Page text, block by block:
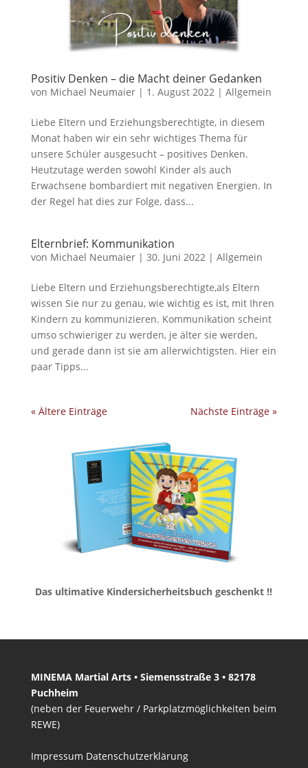
Positiv Denken – die Macht deiner Gedanken
von Michael Neumaier| 1. August 2022| Allgemein
Liebe Eltern und Erziehungsberechtigte, in diesem
Monat haben wir ein sehr wichtiges Thema für
unsere Schüler ausgesucht – positives Denken.
Heutzutage werden sowohl Kinder als auch
Erwachsene bombardiert mit negativen Energien. In
der Regel hat dies zur Folge, dass...
Elternbrief: Kommunikation
von Michael Neumaier| 30. Juni 2022| Allgemein
Liebe Eltern und Erziehungsberechtigte,als Eltern
wissen Sie nur zu genau, wie wichtig es ist, mit Ihren
Kindern zu kommunizieren. Kommunikation scheint
umso schwieriger zu werden, je älter sie werden,
und gerade dann ist sie am allerwichtigsten. Hier ein
paar Tipps...
« Ältere Einträge Nächste Einträge »
Das ultimative Kindersicherheitsbuch geschenkt !!
MINEMA Martial Arts • Siemensstraße 3 • 82178
Puchheim
(neben der Feuerwehr / Parkplatzmöglichkeiten beim
REWE)
Impressum Datenschutzerklärung